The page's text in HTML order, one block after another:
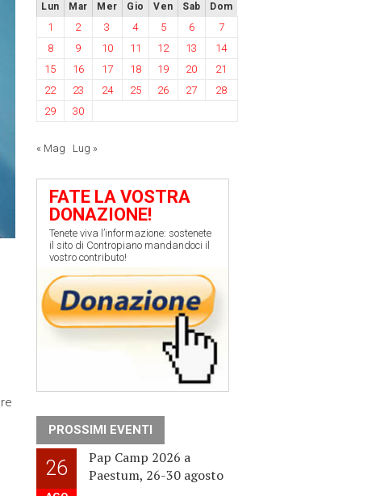
Lun Mar Mer Gio Ven Sab Dom
1 2 3 4 5 6
7
8
9 10 11 12 13
14
15
16 17 18 19 20
21
22
23 24 25 26 27
28
29
30
« Mag Lug »
FATE LA VOSTRA
DONAZIONE!
Tenete viva l’informazione: sostenete
il sito di Contropiano mandandoci il
vostro contributo!
PROSSIMI EVENTI
26
Pap Camp 2026 a
Paestum, 26-30 agosto